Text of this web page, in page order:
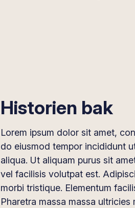
Historien bak
Lorem ipsum dolor sit amet,
do eiusmod tempor incididunt
aliqua. Ut aliquam purus sit
vel facilisis volutpat est.
morbi tristique. Elementum
Pharetra massa massa